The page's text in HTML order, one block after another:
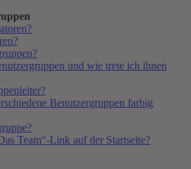
und wie trete ich ihnen
Benutzergruppen farbig
Team“-Link auf der Startseite?